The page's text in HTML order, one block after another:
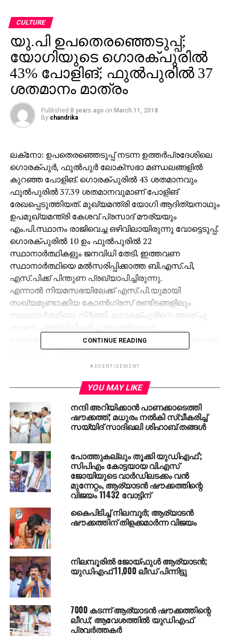
CULTURE
യു.പി ഉപതെരഞ്ഞെടുപ്പ്;
യോഗിയുടെ ഗൊരക്പുരില്‍
43% പോളിങ്; ഫുല്‍പുരില്‍ 37
ശതമാനം മാത്രം
Published 8 years ago on March 11, 2018
By chandrika
ലക്‌നോ: ഉപതെരഞ്ഞെടുപ്പ് നടന്ന ഉത്തര്‍പ്രദേശിലെ
ഗൊരക്പുര്‍, ഫുല്‍പുര്‍ ലോക്‌സഭാ മണ്ഡലങ്ങളില്‍
കുറഞ്ഞ പോളിങ്. ഗൊരക്പുരില്‍ 43 ശതമാനവും
ഫുല്‍പുരില്‍ 37.39 ശതമാനവുമാണ് പോളിങ്
രേഖപ്പെടുത്തിയത്. മുഖ്യമന്ത്രി യോഗി ആദിത്യനാഥും
ഉപമുഖ്യമന്ത്രി കേശവ് പ്രസാദ് മൗര്യയും
എം.പി.സ്ഥാനം രാജിവെച്ച ഒഴിവിലായിരുന്നു വോട്ടെടുപ്പ്.
ഗൊരക്പുരില്‍ 10 ഉം ഫുല്‍പുരില്‍ 22
സ്ഥാനാര്‍ത്ഥികളും ജനവിധി തേടി. ഇത്തവണ
സ്ഥാനാര്‍ത്ഥിയെ മല്‍സരിപ്പിക്കാത്ത ബി.എസ്.പി,
എസ്.പിക്ക് പിന്തുണ പ്രഖ്യാപിച്ചിരുന്നു.
എന്നാല്‍ നിയമസഭയിലേക്ക് എസ്.പി.യുമായി
സഖ്യമുണ്ടാക്കിയ കോണ്‍ഗ്രസ് രണ്ടിടങ്ങളിലും
സ്ഥാനാര്‍ത്ഥിയെ നിര്‍ത്തി. ഗൊരക്പുരിനെ അഞ്ചു
മുഖ്യമന്ത്രിയായി ഒരു വര്‍ഷം തികയുന്ന സമയത്താണ്
വോട്ടെടുപ്പ്. പ്രഥമ പ്രധാനമന്ത്രി ജവാഹര്‍ലാല്‍
നെഹ്‌റു മത്സരിച്ച മണ്ഡലം കൂടിയാണ് ഫുല്‍പുര്‍.
ലോക്സഭാ മണ്ഡലത്തിലേക്കും രണ്ട് നിയമസഭാ
മണ്ഡലങ്ങളിലേക്കും ഉപതെരഞ്ഞെടുപ്പുകള്‍ നടന്നു.
ആര്‍.ജെ.ഡി എം.പി മുഹമ്മദ് തസ്‌ലിമുദ്ദീന്റെ മരണത്തെ
തുടര്‍ന്നായിരുന്നു അറാറിയ മണ്ഡലത്തില്‍
ഉപതെരഞ്ഞെടുപ്പ്. ഇവിടെ 57 ശതമാനമാണ് പോളിങ്.
നിയമസഭാ മണ്ഡലങ്ങളായ ജെഹാനാബാദില്‍ 51 ഉം
ഭാബുവയില്‍ 55 ശതമാനവും പോളിങ് രേഖപ്പെടുത്തി.
ഫലപ്രഖ്യാപനം 14ന് നടക്കും.
RELATED TOPICS: #YOGIADITYANATH
BY POLL
BY-ELECTION
കൂറ്റന്‍ കര്‍ഷക റാലി മുംബൈയിലെത്തി
DON'T MISS
രാജസ്ഥാനില്‍ മോദിക്ക് കരിങ്കൊടി; എട്ട് പേര്‍
അറസ്റ്റില്‍
CONTINUE READING
ADVERTISEMENT
YOU MAY LIKE
നന്ദി അറിയിക്കാന്‍ പാണക്കാടെത്തി
ഷൗക്കത്ത്; മധുരം നല്‍കി സ്വീകരിച്ച്
സയ്യിദ് സാദിഖലി ശിഹാബ് തങ്ങള്‍
പോത്തുകല്ലും തൂക്കി യുഡിഎഫ്’;
സിപിഎം കോട്ടയായ വി.എസ്
ജോയിയുടെ വാർഡിലടക്കം വൻ
മുന്നേറ്റം, ആര്യാടൻ ഷൗക്കത്തിന്റെ
വിജയം 11432 വോട്ടിന്
കൈപിടിച്ച് നിലമ്പൂര്‍; ആര്യാടന്‍
ഷൗക്കത്തിന് തിളക്കമാര്‍ന്ന വിജയം
നിലമ്പൂരില്‍ ജോയ്ഫുള്‍ ആര്യാടന്‍;
യുഡിഎഫ് 11,000 ലീഡ് പിന്നിട്ടു
7000 കടന്ന് ആര്യാടന്‍ ഷൗക്കത്തിന്റെ
ലീഡ്; ആവേശത്തില്‍ യുഡിഎഫ്
പ്രവര്‍ത്തകര്‍